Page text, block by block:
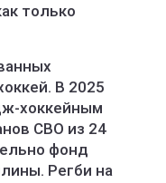
только
В 2025
хоккейным
СВО из 24
фонд
Регби на